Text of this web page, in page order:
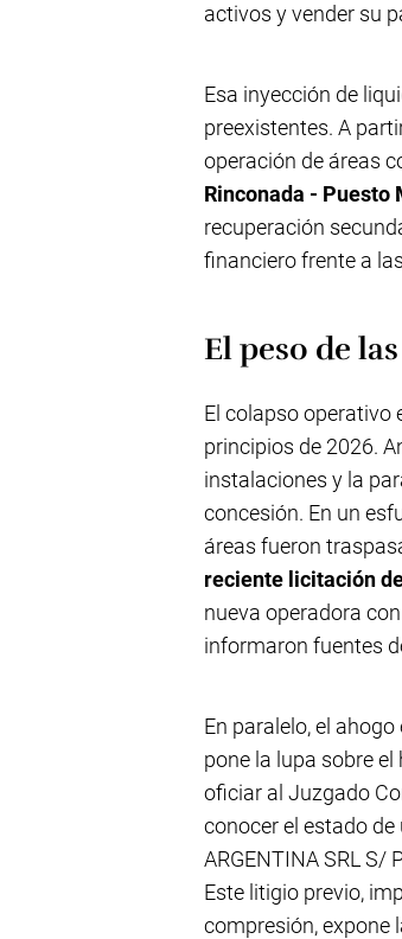
activos y vender su
Esa inyección de
preexistentes. A
operación de áreas
Rinconada - Puesto
recuperación
financiero frente a
El peso de
El colapso operativo
principios de 2026.
instalaciones y la
concesión. En un
áreas fueron
reciente licitación
nueva operadora
informaron fuentes
En paralelo, el
pone la lupa sobre
oficiar al Juzgado
conocer el estado de
ARGENTINA SRL S/
Este litigio previo,
compresión, expone